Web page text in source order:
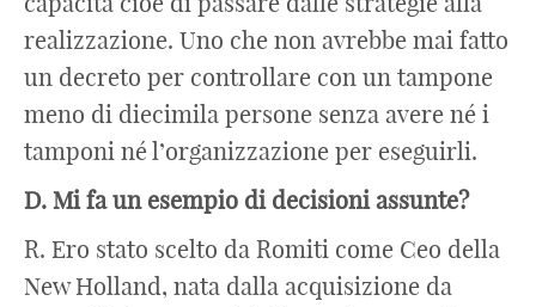
realizzazione. Uno che non avrebbe mai fatto
un decreto per controllare con un tampone
meno di diecimila persone senza avere né i
tamponi né l’organizzazione per eseguirli.
D. Mi fa un esempio di decisioni assunte?
R. Ero stato scelto da Romiti come Ceo della
New Holland, nata dalla acquisizione da